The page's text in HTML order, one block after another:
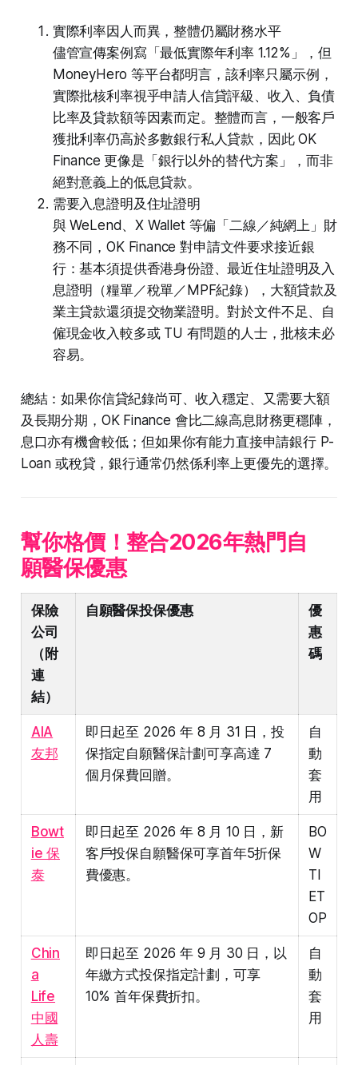
實際利率因人而異，整體仍屬財務水平
儘管宣傳案例寫「最低實際年利率 1.12%」，但
MoneyHero 等平台都明言，該利率只屬示例，
實際批核利率視乎申請人信貸評級、收入、負債
比率及貸款額等因素而定。整體而言，一般客戶
獲批利率仍高於多數銀行私人貸款，因此 OK
Finance 更像是「銀行以外的替代方案」，而非
絕對意義上的低息貸款。
需要入息證明及住址證明
與 WeLend、X Wallet 等偏「二線／純網上」財
務不同，OK Finance 對申請文件要求接近銀
行：基本須提供香港身份證、最近住址證明及入
息證明（糧單／稅單／MPF紀錄），大額貸款及
業主貸款還須提交物業證明。對於文件不足、自
僱現金收入較多或 TU 有問題的人士，批核未必
容易。
總結：如果你信貸紀錄尚可、收入穩定、又需要大額
及長期分期，OK Finance 會比二線高息財務更穩陣，
息口亦有機會較低；但如果你有能力直接申請銀行 P-
Loan 或稅貸，銀行通常仍然係利率上更優先的選擇。
幫你格價！整合2026年熱門自
願醫保優惠
保險
公司
（附
連
結）
自願醫保投保優惠
優
惠
碼
AIA
友邦
即日起至 2026 年 8 月 31 日，投
保指定自願醫保計劃可享高達 7
個月保費回贈。
自
動
套
用
Bowt
ie 保
泰
即日起至 2026 年 8 月 10 日，新
客戶投保自願醫保可享首年5折保
費優惠。
BO
W
TI
ET
OP
Chin
a
Life
中國
人壽
即日起至 2026 年 9 月 30 日，以
年繳方式投保指定計劃，可享
10% 首年保費折扣。
自
動
套
用